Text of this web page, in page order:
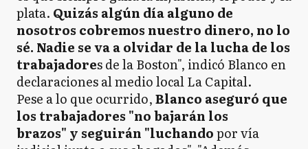
plata. Quizás algún día alguno de
nosotros cobremos nuestro dinero, no lo
sé. Nadie se va a olvidar de la lucha de los
trabajadores de la Boston", indicó Blanco en
declaraciones al medio local La Capital.
Pese a lo que ocurrido,Blanco aseguró que
los trabajadores "no bajarán los
brazos" y seguirán "luchandopor vía